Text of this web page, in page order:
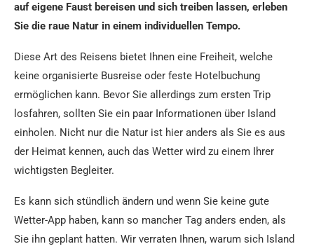
auf eigene Faust bereisen und sich treiben lassen, erleben
Sie die raue Natur in einem individuellen Tempo.
Diese Art des Reisens bietet Ihnen eine Freiheit, welche
keine organisierte Busreise oder feste Hotelbuchung
ermöglichen kann. Bevor Sie allerdings zum ersten Trip
losfahren, sollten Sie ein paar Informationen über Island
einholen. Nicht nur die Natur ist hier anders als Sie es aus
der Heimat kennen, auch das Wetter wird zu einem Ihrer
wichtigsten Begleiter.
Es kann sich stündlich ändern und wenn Sie keine gute
Wetter-App haben, kann so mancher Tag anders enden, als
Sie ihn geplant hatten. Wir verraten Ihnen, warum sich Island